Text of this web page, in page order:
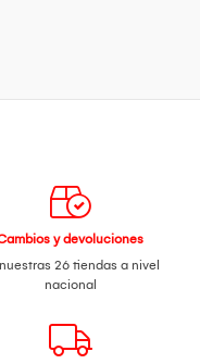
y devoluciones
26 tiendas a nivel
nacional